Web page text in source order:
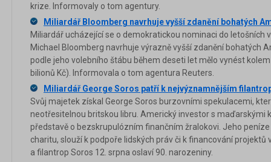
krize. Informovaly o tom agentury.
Miliardář Bloomberg navrhuje vyšší zdanění bohatých
Miliardář ucházející se o demokratickou nominaci do letošních
Michael Bloomberg navrhuje výrazně vyšší zdanění bohatých
podle jeho volebního štábu během deseti let mělo vynést
bilionů Kč). Informovala o tom agentura Reuters.
Miliardář George Soros patří k nejvýznamnějším
Svůj majetek získal George Soros burzovními spekulacemi,
neotřesitelnou britskou libru. Americký investor s maďarskými
představě o bezskrupulózním finančním žralokovi. Jeho
charitu, slouží k podpoře lidských práv či k financování projektů
a filantrop Soros 12. srpna oslaví 90. narozeniny.